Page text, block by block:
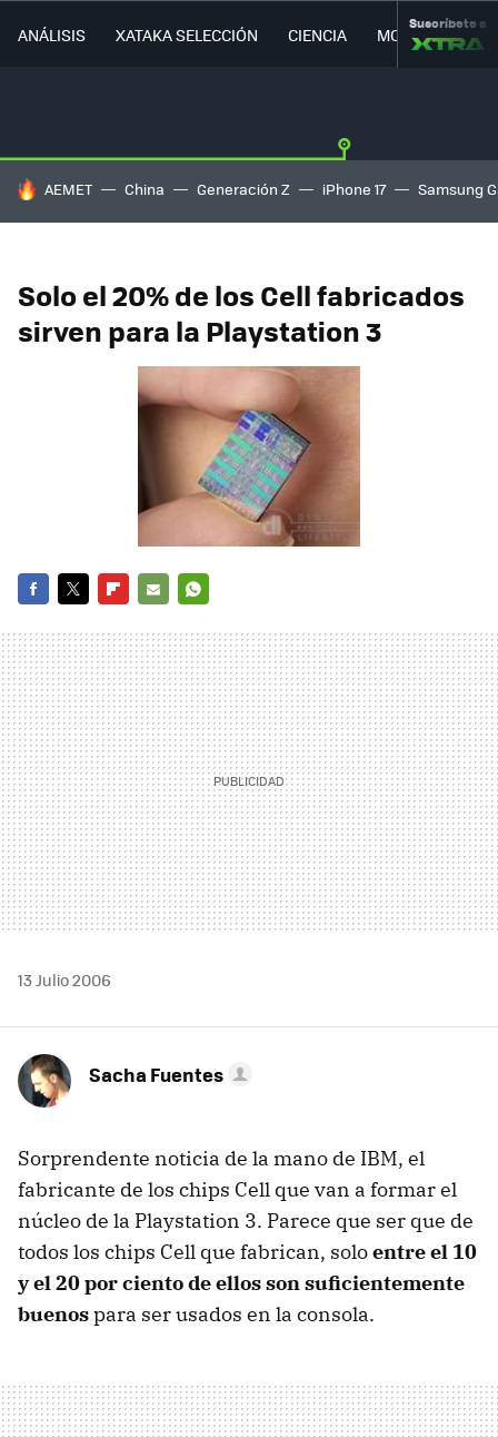
ANÁLISIS XATAKA SELECCIÓN CIENCIA MOVILIDAD
Suscríbete a
HOY SE HABLA DE
AEMET China Generación Z iPhone 17 Samsung
Solo el 20% de los Cell fabricados
sirven para la Playstation 3
MAIL
13 Julio 2006
Sacha Fuentes
Sorprendente noticia de la mano de IBM, el
fabricante de los chips Cell que van a formar el
núcleo de la Playstation 3. Parece que ser que de
todos los chips Cell que fabrican, soloentre el 10
y el 20 por ciento de ellos son suficientemente
buenospara ser usados en la consola.